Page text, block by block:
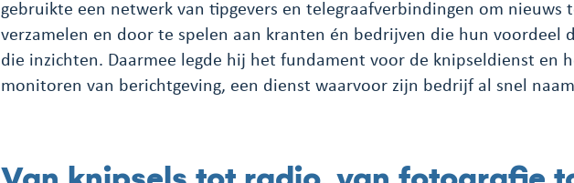
gebruikte een netwerk van tipgevers en telegraafverbindingen om nieuws
verzamelen en door te spelen aan kranten én bedrijven die hun voordeel
die inzichten. Daarmee legde hij het fundament voor de knipseldienst en
monitoren van berichtgeving, een dienst waarvoor zijn bedrijf al snel